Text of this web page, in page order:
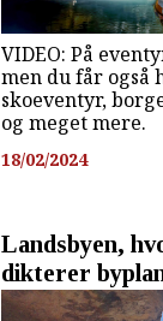
VIDEO: På
men du får også
skoeventyr,
og meget mere.
18/02/2024
Landsbyen,
dikterer